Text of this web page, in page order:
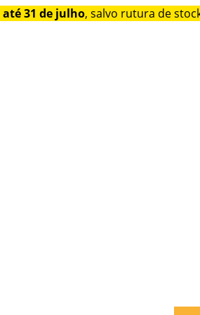
até 31 de julho, salvo rutura de